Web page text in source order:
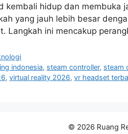
kembali hidup dan membuka
yang jauh lebih besar
Langkah ini mencakup
indonesia, steam controller, steam
, virtual reality 2026, vr headset
© 2026 Ruang